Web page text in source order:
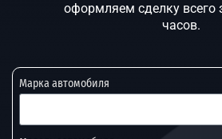
оформляем сделку всего
часов.
Марка автомобиля